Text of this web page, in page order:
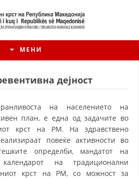
МЕНИ
дејност
на населението на
план, е една од задачите во
крст на РМ. На здравствено
повеќе активности во
определби, мандатот на
на традиционални
крст на РМ, со можност за